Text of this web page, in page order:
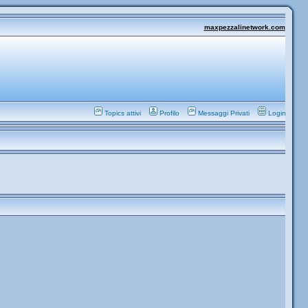
maxpezzalinetwork.com
Topics attivi Profilo Messaggi Privati Login